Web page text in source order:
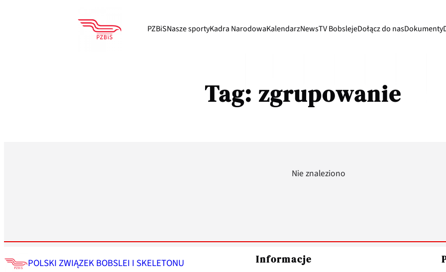
PZBiSNasze sportyKadra NarodowaKalendarzNewsTV BobslejeDołącz do nasDokumenty
Tag: zgrupowanie
Nie znaleziono
POLSKI ZWIĄZEK BOBSLEI I SKELETONU
z
Informacje